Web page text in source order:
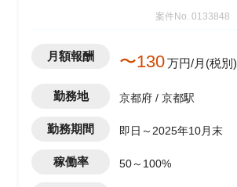
案件No. 0133848
月額報酬 〜130万円/月(税別)
勤務地 京都府 / 京都駅
勤務期間 即日～2025年10月末
稼働率 50～100%